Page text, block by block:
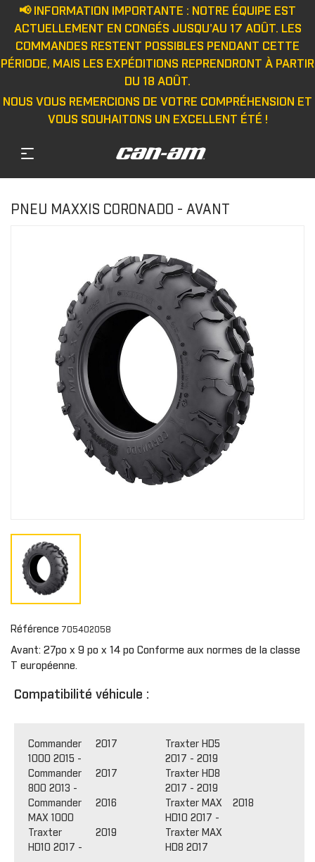
📢 INFORMATION IMPORTANTE : NOTRE ÉQUIPE EST
ACTUELLEMENT EN CONGÉS JUSQU'AU 17 AOÛT. LES
COMMANDES RESTENT POSSIBLES PENDANT CETTE
PÉRIODE, MAIS LES EXPÉDITIONS REPRENDRONT À PARTIR
DU 18 AOÛT.
NOUS VOUS REMERCIONS DE VOTRE COMPRÉHENSION ET
VOUS SOUHAITONS UN EXCELLENT ÉTÉ !
PNEU MAXXIS CORONADO - AVANT
Référence 705402058
Avant: 27po x 9 po x 14 po Conforme aux normes de la classe
T européenne.
Compatibilité véhicule :
Commander
1000 2015 -
2017
Commander
800 2013 -
2017
Commander
MAX 1000
2016
Traxter
HD10 2017 -
2019
Traxter HD5
2017 - 2019
Traxter HD8
2017 - 2019
Traxter MAX
HD10 2017 -
2018
Traxter MAX
HD8 2017